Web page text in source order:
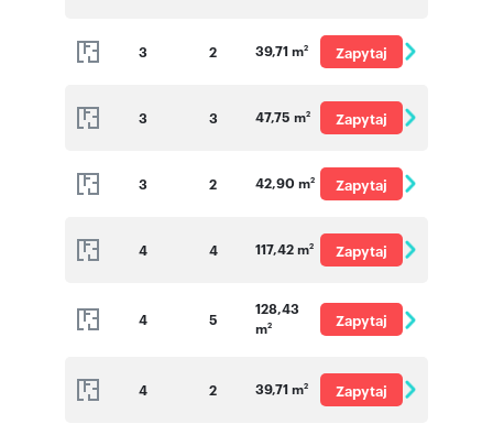
3 2 39,71 m2
Zapytaj
3 3 47,75 m2
Zapytaj
3 2 42,90 m2
Zapytaj
4 4 117,42 m2
Zapytaj
4 5
128,43
m2
Zapytaj
4 2 39,71 m2
Zapytaj